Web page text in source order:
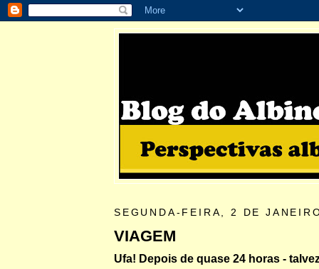
SEGUNDA-FEIRA, 2 DE
VIAGEM
Ufa! Depois de quase 24 horas -